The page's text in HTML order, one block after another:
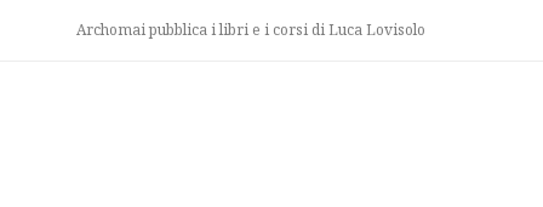
Archomai pubblica i libri e i corsi di Luca Lovisolo